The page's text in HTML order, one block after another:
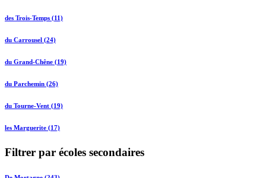
des Trois-Temps (11)
du Carrousel (24)
du Grand-Chêne (19)
du Parchemin (26)
du Tourne-Vent (19)
les Marguerite (17)
Filtrer par écoles secondaires